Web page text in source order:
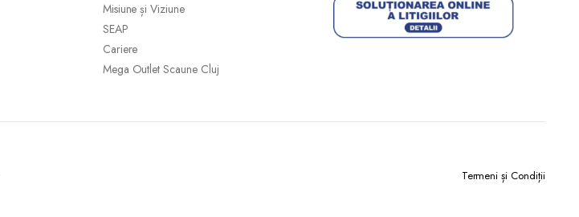
Misiune și Viziune
SEAP
Cariere
Mega Outlet Scaune Cluj
Termeni și Condiții